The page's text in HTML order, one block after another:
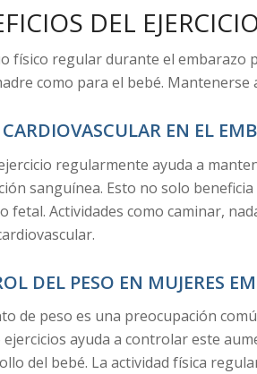
DEL
físico regular durante el embarazo
como para el bebé.
EN EL
regularmente ayuda a
sanguínea. Esto no solo
fetal. Actividades como caminar,
DEL PESO EN MUJERES
de peso es una preocupación
ayuda a controlar este
del bebé. La actividad física